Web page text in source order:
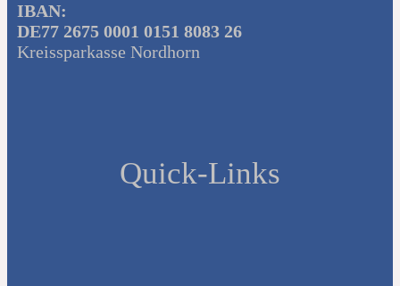
IBAN:
DE77 2675 0001 0151 8083 26
Kreissparkasse Nordhorn
Quick-Links